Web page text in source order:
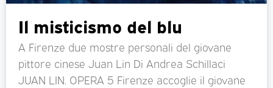
Il misticismo del blu
A Firenze due mostre personali del giovane
pittore cinese Juan Lin Di Andrea Schillaci
JUAN LIN. OPERA 5 Firenze accoglie il giovane